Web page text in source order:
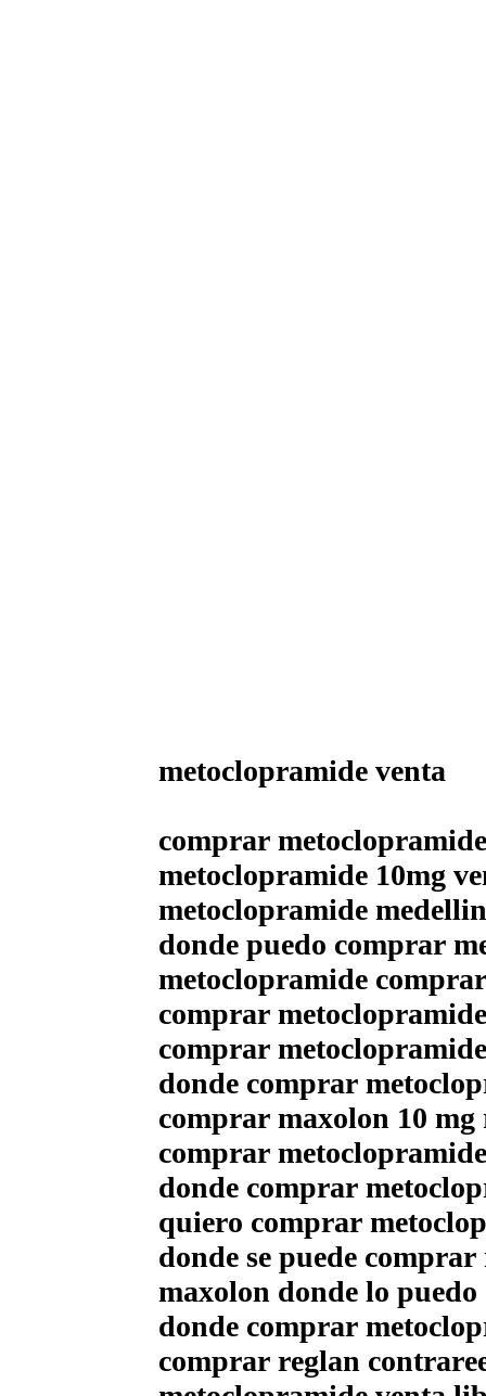
metoclopramide venta
comprar
metoclopramide 10mg
metoclopramide
donde puedo comprar
metoclopramide
comprar
comprar
donde comprar
comprar maxolon 10 mg
comprar
donde comprar
quiero comprar
donde se puede
maxolon donde lo
donde comprar
comprar reglan